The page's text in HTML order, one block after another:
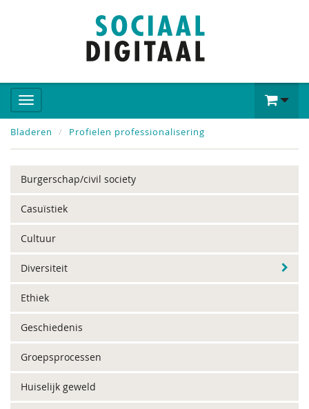
Bladeren Profielen professionalisering
Burgerschap/civil society
Casuïstiek
Cultuur
Diversiteit
Ethiek
Geschiedenis
Groepsprocessen
Huiselijk geweld